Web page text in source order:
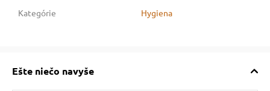
Kategórie Hygiena
Ešte niečo navyše